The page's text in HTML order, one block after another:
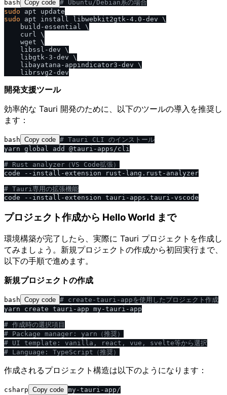
bash Copy code # Ubuntu/ Debian系の場合
sudo
sudo apt install libwebkit2gtk-4.0-dev \
    build-essential \
    curl \
    wget \
    libssl-dev \
    libgtk-3-dev \
    libayatana-appindicator3-dev \
開発支援ツール
効率的な Tauri 開発のために、以下のツールの導入を推奨し
ます：
bash Copy code # Tauri CLI のインストール
yarn global add @tauri-apps/cli
# Rust analyzer（VS Code拡張）
code --install-extension rust-lang.rust-analyzer
# Tauri専用の拡張機能
プロジェクト作成から Hello World まで
環境構築が完了したら、実際に Tauri プロジェクトを作成し
てみましょう。新規プロジェクトの作成から初回実行まで、
以下の手順で進めます。
新規プロジェクトの作成
bash Copy code # create-tauri-appを使用したプロジェクト作成
yarn create tauri-app my-tauri-app
# 作成時の選択項目
# Package manager: yarn（推奨）
# UI template: vanilla, react, vue, svelte等から選択
# Language: TypeScript（推奨）
作成されるプロジェクト構造は以下のようになります：
csharp Copy code my-tauri-app/